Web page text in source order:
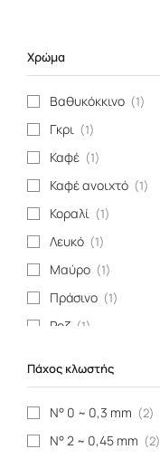
Χρώμα
Βαθυκόκκινο (1)
Γκρι (1)
Καφέ (1)
Καφέ ανοιχτό (1)
Κοραλί (1)
Λευκό (1)
Μαύρο (1)
Πράσινο (1)
Ροζ (1)
Πάχος κλωστής
N° 0 ~ 0,3 mm (2)
N° 2 ~ 0,45 mm (2)